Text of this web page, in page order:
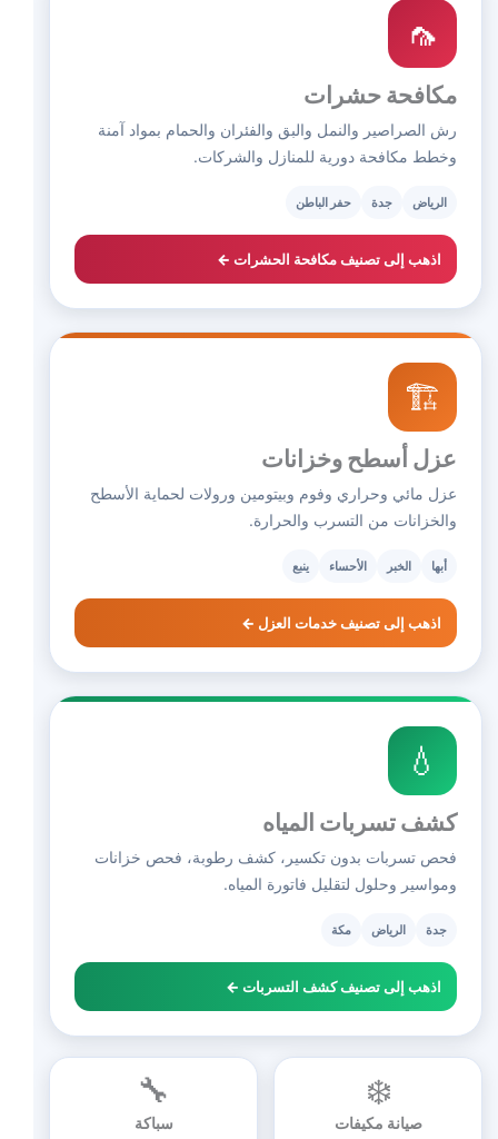
🦟
مكافحة حشرات
رش الصراصير والنمل والبق والفئران والحمام بمواد آمنة
وخطط مكافحة دورية للمنازل والشركات.
الرياض جدة حفر الباطن
اذهب إلى تصنيف مكافحة الحشرات ←
🏗️
عزل أسطح وخزانات
عزل مائي وحراري وفوم وبيتومين ورولات لحماية الأسطح
والخزانات من التسرب والحرارة.
أبها الخبر الأحساء ينبع
اذهب إلى تصنيف خدمات العزل ←
💧
كشف تسربات المياه
فحص تسربات بدون تكسير، كشف رطوبة، فحص خزانات
ومواسير وحلول لتقليل فاتورة المياه.
جدة الرياض مكة
اذهب إلى تصنيف كشف التسربات ←
❄️
صيانة مكيفات
🔧
سباكة